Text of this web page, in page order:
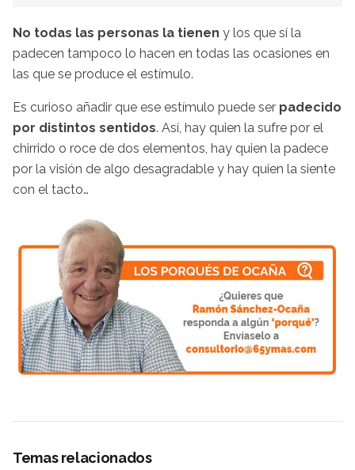
No todas las personas la tienen y los que sí la
padecen tampoco lo hacen en todas las ocasiones en
las que se produce el estímulo.
Es curioso añadir que ese estímulo puede ser padecido
por distintos sentidos. Así, hay quien la sufre por el
chirrido o roce de dos elementos, hay quien la padece
por la visión de algo desagradable y hay quien la siente
con el tacto…
Temas relacionados